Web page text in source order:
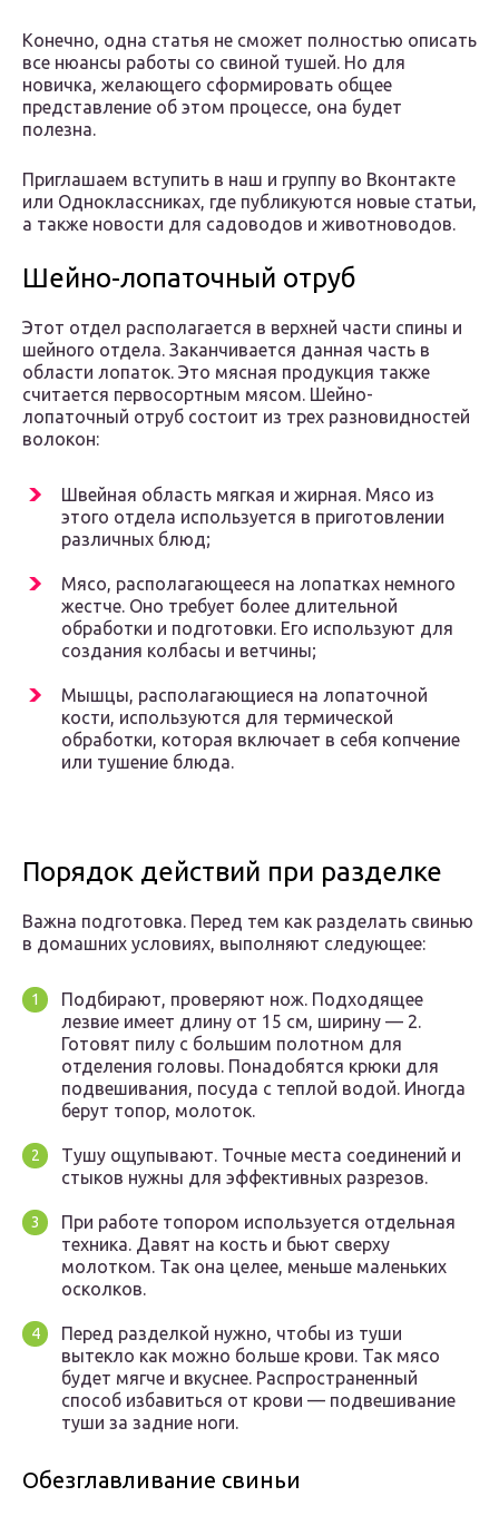
Конечно, одна статья не сможет полностью описать
все нюансы работы со свиной тушей. Но для
новичка, желающего сформировать общее
представление об этом процессе, она будет
полезна.
Приглашаем вступить в наш и группу во Вконтакте
или Одноклассниках, где публикуются новые статьи,
а также новости для садоводов и животноводов.
Шейно-лопаточный отруб
Этот отдел располагается в верхней части спины и
шейного отдела. Заканчивается данная часть в
области лопаток. Это мясная продукция также
считается первосортным мясом. Шейно-
лопаточный отруб состоит из трех разновидностей
волокон:
Швейная область мягкая и жирная. Мясо из
этого отдела используется в приготовлении
различных блюд;
Мясо, располагающееся на лопатках немного
жестче. Оно требует более длительной
обработки и подготовки. Его используют для
создания колбасы и ветчины;
Мышцы, располагающиеся на лопаточной
кости, используются для термической
обработки, которая включает в себя копчение
или тушение блюда.
Порядок действий при разделке
Важна подготовка. Перед тем как разделать свинью
в домашних условиях, выполняют следующее:
Подбирают, проверяют нож. Подходящее
лезвие имеет длину от 15 см, ширину — 2.
Готовят пилу с большим полотном для
отделения головы. Понадобятся крюки для
подвешивания, посуда с теплой водой. Иногда
берут топор, молоток.
Тушу ощупывают. Точные места соединений и
стыков нужны для эффективных разрезов.
При работе топором используется отдельная
техника. Давят на кость и бьют сверху
молотком. Так она целее, меньше маленьких
осколков.
Перед разделкой нужно, чтобы из туши
вытекло как можно больше крови. Так мясо
будет мягче и вкуснее. Распространенный
способ избавиться от крови — подвешивание
туши за задние ноги.
Обезглавливание свиньи